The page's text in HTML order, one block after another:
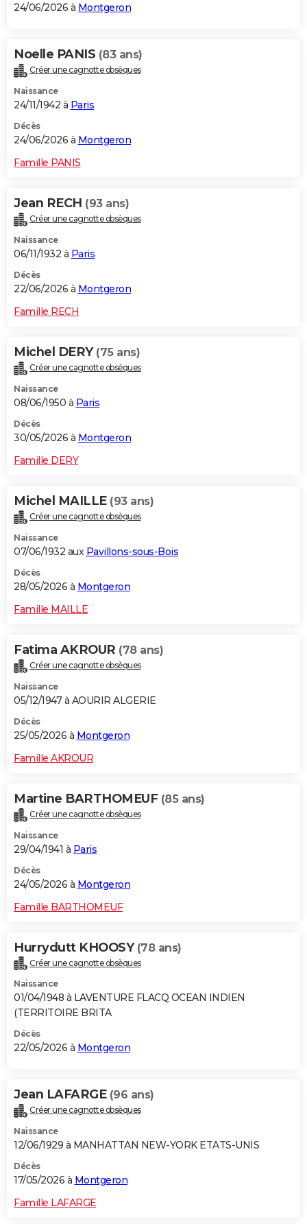
24/06/2026 à Montgeron
Noelle PANIS (83 ans)
Créer une cagnotte obsèques
Naissance
24/11/1942 à Paris
Décès
24/06/2026 à Montgeron
Famille PANIS
Jean RECH (93 ans)
Créer une cagnotte obsèques
Naissance
06/11/1932 à Paris
Décès
22/06/2026 à Montgeron
Famille RECH
Michel DERY (75 ans)
Créer une cagnotte obsèques
Naissance
08/06/1950 à Paris
Décès
30/05/2026 à Montgeron
Famille DERY
Michel MAILLE (93 ans)
Créer une cagnotte obsèques
Naissance
07/06/1932 aux Pavillons-sous-Bois
Décès
28/05/2026 à Montgeron
Famille MAILLE
Fatima AKROUR (78 ans)
Créer une cagnotte obsèques
Naissance
05/12/1947 à AOURIR ALGERIE
Décès
25/05/2026 à Montgeron
Famille AKROUR
Martine BARTHOMEUF (85 ans)
Créer une cagnotte obsèques
Naissance
29/04/1941 à Paris
Décès
24/05/2026 à Montgeron
Famille BARTHOMEUF
Hurrydutt KHOOSY (78 ans)
Créer une cagnotte obsèques
Naissance
01/04/1948 à LAVENTURE FLACQ OCEAN INDIEN
(TERRITOIRE BRITA
Décès
22/05/2026 à Montgeron
Jean LAFARGE (96 ans)
Créer une cagnotte obsèques
Naissance
12/06/1929 à MANHATTAN NEW-YORK ETATS-UNIS
Décès
17/05/2026 à Montgeron
Famille LAFARGE